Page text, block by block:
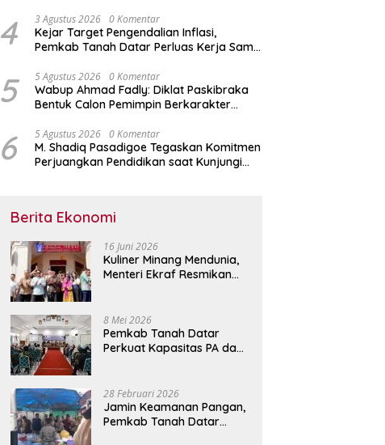
4 3 Agustus 2026 0 Komentar
Kejar Target Pengendalian Inflasi,
Pemkab Tanah Datar Perluas Kerja Sama
5 5 Agustus 2026 0 Komentar
Wabup Ahmad Fadly: Diklat Paskibraka
Bentuk Calon Pemimpin Berkarakter
6 5 Agustus 2026 0 Komentar
M. Shadiq Pasadigoe Tegaskan Komitmen
Perjuangkan Pendidikan saat Kunjungi
Berita Ekonomi
16 Juni 2026
Kuliner Minang Mendunia,
Menteri Ekraf Resmikan
8 Mei 2026
Pemkab Tanah Datar
Perkuat Kapasitas PA dan
Jasa.
28 Februari 2026
Jamin Keamanan Pangan,
Pemkab Tanah Datar